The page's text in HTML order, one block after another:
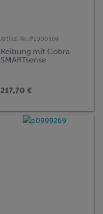
Artikel-Nr.: P1000369
Reibung mit Cobra
SMARTsense
217,70 €